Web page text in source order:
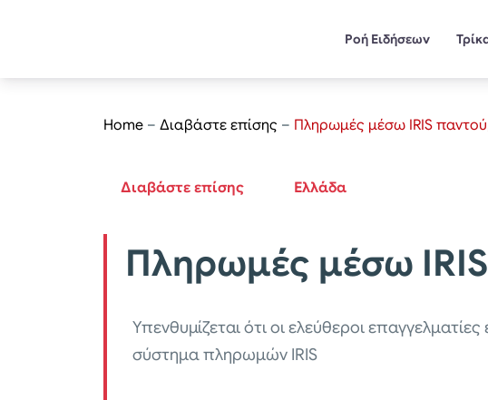
Ροή Ειδήσεων
Home – Διαβάστε επίσης – Πληρωμές μέσω IRIS
Διαβάστε επίσης Ελλάδα
Πληρωμές μέσω
Υπενθυμίζεται ότι οι ελεύθεροι
σύστημα πληρωμών IRIS